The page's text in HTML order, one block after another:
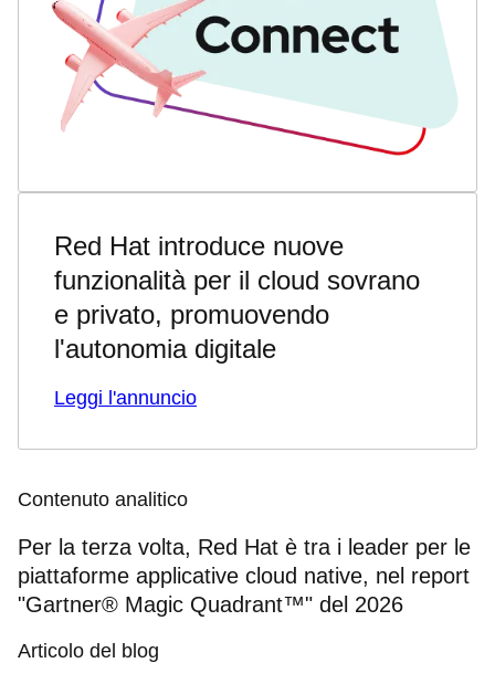
Red Hat introduce nuove
funzionalità per il cloud sovrano
e privato, promuovendo
l'autonomia digitale
Leggi l'annuncio
Contenuto analitico
Per la terza volta, Red Hat è tra i leader per le
piattaforme applicative cloud native, nel report
"Gartner® Magic Quadrant™" del 2026
Articolo del blog